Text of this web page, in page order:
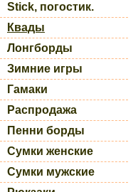
Stick, погостик.
Квады
Лонгборды
Зимние игры
Гамаки
Распродажа
Пенни борды
Сумки женские
Сумки мужские